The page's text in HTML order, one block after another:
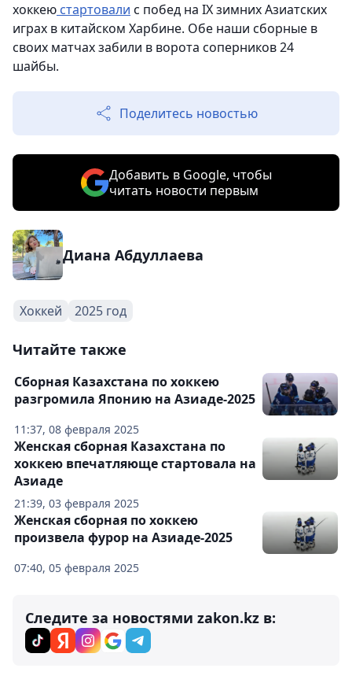
хоккею стартовали с побед на IХ зимних Азиатских
играх в китайском Харбине. Обе наши сборные в
своих матчах забили в ворота соперников 24
шайбы.
Поделитесь новостью
Добавить в Google, чтобы
читать новости первым
Диана Абдуллаева
Хоккей 2025 год
Читайте также
11:37, 08 февраля 2025
Сборная Казахстана по хоккею
разгромила Японию на Азиаде-2025
21:39, 03 февраля 2025
Женская сборная Казахстана по
хоккею впечатляюще стартовала на
Азиаде
07:40, 05 февраля 2025
Женская сборная по хоккею
произвела фурор на Азиаде-2025
Следите за новостями zakon.kz в: